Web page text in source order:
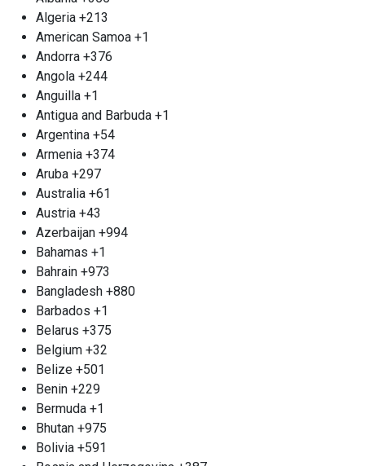
преобразить вместе с вами, создавая новое из
старого, сохраняя природу и заботясь о
будущем.
Прием старых аккумуляторов м.
Жулебино
Старые автомобильные аккумуляторы
утрачивают свою эффективность, порождая
острую необходимость в их безопасной
утилизации. Попытка самостоятельно
разобраться с данным вопросом может
обернуться риском и даже трагедией. Мы
настоятельно рекомендуем доверить эту задачу
профессионалам, которые знают, как
действовать правильно. Организация «Втормет»
предлагает вам качественные услуги по приему
аккумуляторов в пункте приема металлолома
Жулебино. Мы гарантируем вам
конкурентоспособные цены и мгновенную
оплату за сданные батареи. Если вы располагаете
крупными партиями, мы организуем вывоз
прямо с вашего объекта, чтобы упростить
процесс для вас. Не рискуйте своим здоровьем и
Algeria +213
American Samoa +1
Andorra +376
Angola +244
Anguilla +1
Antigua and Barbuda +1
Argentina +54
Armenia +374
Aruba +297
Australia +61
Austria +43
Azerbaijan +994
Bahamas +1
Bahrain +973
Bangladesh +880
Barbados +1
Belarus +375
Belgium +32
Belize +501
Benin +229
Bermuda +1
Bhutan +975
Bolivia +591